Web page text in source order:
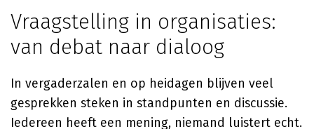
Vraagstelling in organisaties:
van debat naar dialoog
In vergaderzalen en op heidagen blijven veel
gesprekken steken in standpunten en discussie.
Iedereen heeft een mening, niemand luistert echt.